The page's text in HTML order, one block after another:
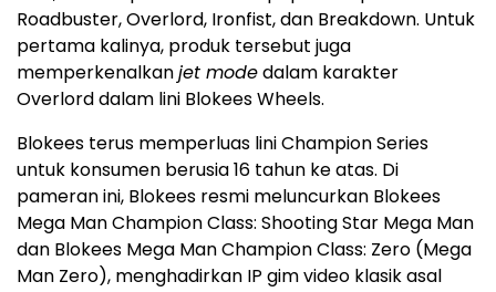
Roadbuster, Overlord, Ironfist, dan Breakdown. Untuk
pertama kalinya, produk tersebut juga
memperkenalkanjet modedalam karakter
Overlord dalam lini Blokees Wheels.
Blokees terus memperluas lini Champion Series
untuk konsumen berusia 16 tahun ke atas. Di
pameran ini, Blokees resmi meluncurkan Blokees
Mega Man Champion Class: Shooting Star Mega Man
dan Blokees Mega Man Champion Class: Zero (Mega
Man Zero), menghadirkan IP gim video klasik asal